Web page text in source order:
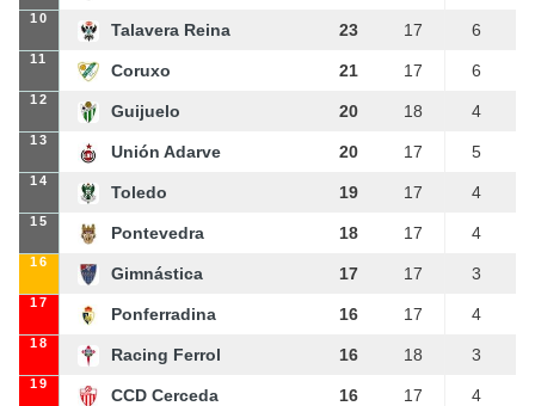
10
Talavera Reina 23 17 6
11
Coruxo 21 17 6
12
Guijuelo 20 18 4
13
Unión Adarve 20 17 5
14
Toledo 19 17 4
15
Pontevedra 18 17 4
16
Gimnástica 17 17 3
17
Ponferradina 16 17 4
18
Racing Ferrol 16 18 3
19
CCD Cerceda 16 17 4